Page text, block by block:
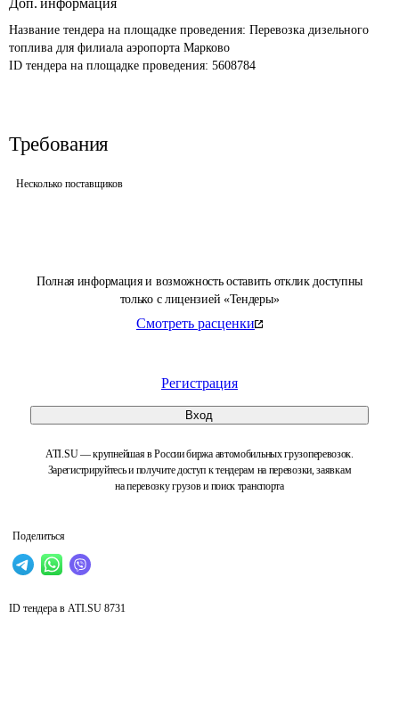
Полная информация и возможность оставить отклик доступны
только с лицензией «Тендеры»
Смотреть расценки
Регистрация
Вход
ATI.SU — крупнейшая в России биржа автомобильных грузоперевозок.
Зарегистрируйтесь и получите доступ к тендерам на перевозки, заявкам
на перевозку грузов и поиск транспорта
Поделиться
Доп. информация
Название тендера на площадке проведения: Перевозка дизельного
топлива для филиала аэропорта Марково
ID тендера на площадке проведения: 5608784
Требования
Несколько поставщиков
ID тендера в ATI.SU 8731